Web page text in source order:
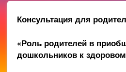
Консультация для
«Роль родителей в
дошкольников к